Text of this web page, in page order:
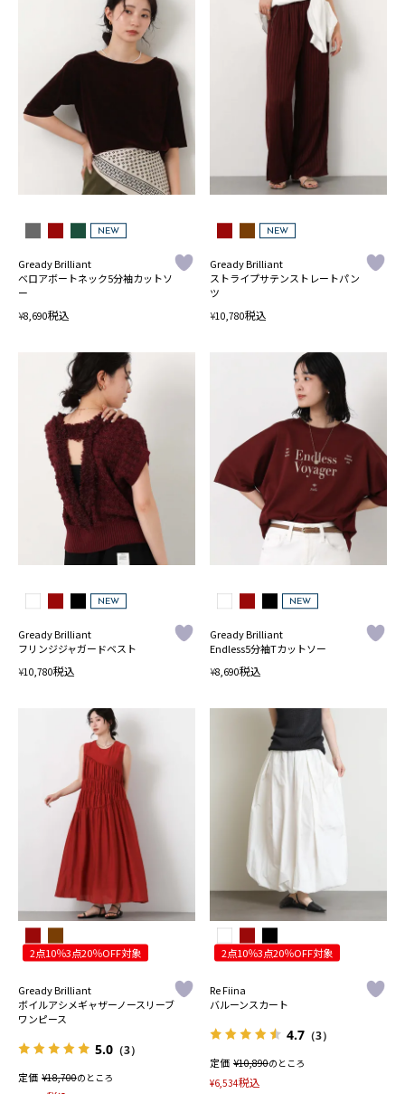
NEW
Gready Brilliant
ベロアボートネック5分袖カットソ
ー
¥8,690税込
NEW
Gready Brilliant
ストライプサテンストレートパン
ツ
¥10,780税込
NEW
Gready Brilliant
フリンジジャガードベスト
¥10,780税込
NEW
Gready Brilliant
Endless5分袖Tカットソー
¥8,690税込
2点10％3点20％OFF対象
Gready Brilliant
ボイルアシメギャザーノースリーブ
ワンピース
5.0 （3）
定価 ¥18,700のところ
2点10％3点20％OFF対象
Re Fiina
バルーンスカート
4.7 （3）
定価 ¥10,890のところ
¥6,534税込